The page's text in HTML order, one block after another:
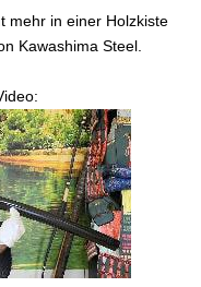
mehr in einer Holzkiste
Kawashima Steel.